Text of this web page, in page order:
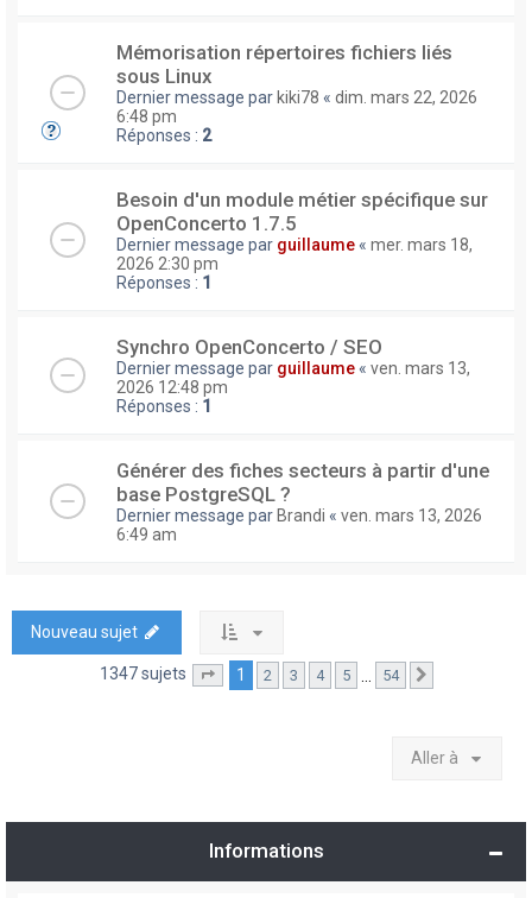
Mémorisation répertoires fichiers liés
sous Linux
Dernier message par kiki78 « dim. mars 22, 2026
6:48 pm
Réponses : 2
Besoin d'un module métier spécifique sur
OpenConcerto 1.7.5
Dernier message par guillaume « mer. mars 18,
2026 2:30 pm
Réponses : 1
Synchro OpenConcerto / SEO
Dernier message par guillaume « ven. mars 13,
2026 12:48 pm
Réponses : 1
Générer des fiches secteurs à partir d'une
base PostgreSQL ?
Dernier message par Brandi « ven. mars 13, 2026
6:49 am
Nouveau sujet
1347 sujets Page sur54
1 2 3 4 5 54
Aller à
Informations